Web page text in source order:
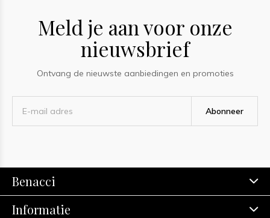
Meld je aan voor onze
nieuwsbrief
Ontvang de nieuwste aanbiedingen en promoties
Abonneer
Benacci
Informatie